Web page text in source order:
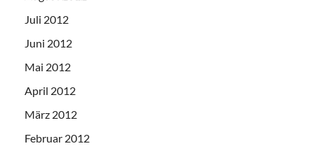
Juli 2012
Juni 2012
Mai 2012
April 2012
März 2012
Februar 2012